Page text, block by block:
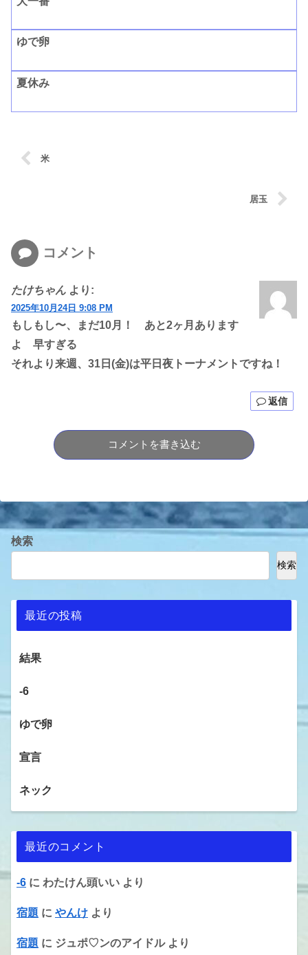
ゆで卵
夏休み
米
居玉
コメント
たけちゃん より:
2025年10月24日 9:08 PM
もしもし〜、まだ10月！ あと2ヶ月あります
よ 早すぎる
それより来週、31日(金)は平日夜トーナメントですね！
返信
コメントを書き込む
検索
検索
最近の投稿
結果
-6
ゆで卵
宣言
ネック
最近のコメント
-6 に わたけん頭いい より
宿題 に やんけ より
宿題 に ジュポ♡ンのアイドルより